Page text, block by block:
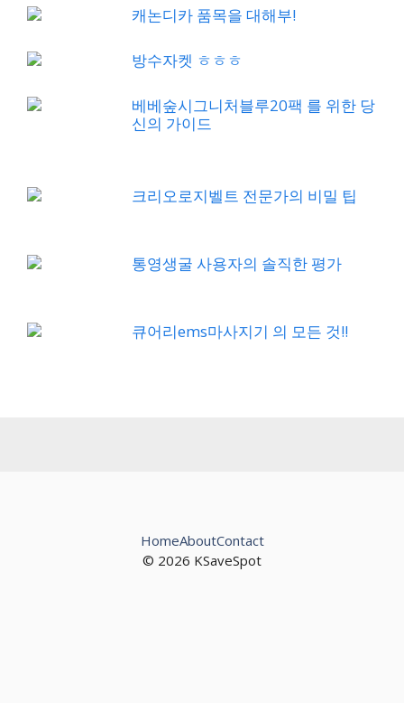
캐논디카 품목을 대해부!
방수자켓 ㅎㅎㅎ
베베숲시그니처블루20팩 를 위한 당
신의 가이드
크리오로지벨트 전문가의 비밀 팁
통영생굴 사용자의 솔직한 평가
큐어리ems마사지기 의 모든 것!!
© 2026 KSaveSpot
HomeAboutContact